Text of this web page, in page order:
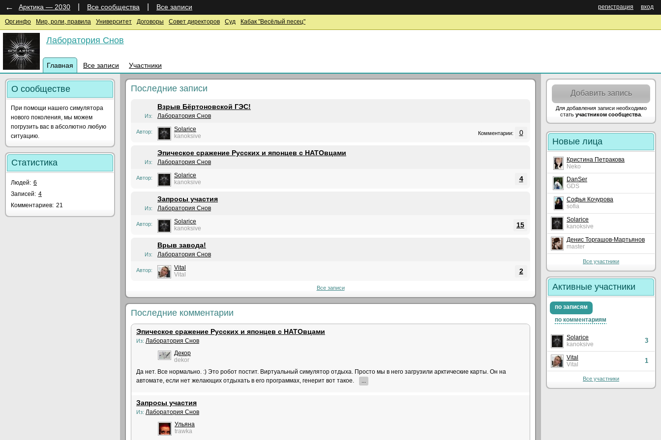
← Арктика — 2030 вход
регистрация
Все сообщества Все записи
Орг.инфо Мир, роли, правила Университет Договоры Совет директоров Суд Кабак "Весёлый песец"
Лаборатория Снов
Главная Все записи Участники
О сообществе
При помощи нашего симулятора
нового поколения, мы можем
погрузить вас в абсолютно любую
ситуацию.
Статистика
Людей: 6
Записей: 4
Комментариев: 21
Последние записи
Взрыв Бёртоновской ГЭС!
Из: Лаборатория Снов
Автор:
Solarice
kanoksive
Комментарии: 0
Эпическое сражение Русских и японцев с НАТОвцами
Из: Лаборатория Снов
Автор:
Solarice
kanoksive
4
Запросы участия
Из: Лаборатория Снов
Автор:
Solarice
kanoksive
15
Врыв завода!
Из: Лаборатория Снов
Автор:
Vital
Vital
2
Все записи
Последние комментарии
Эпическое сражение Русских и японцев с НАТОвцами
Из: Лаборатория Снов
Декор
dekor
Да нет. Все нормально. :) Это робот постит. Виртуальный симулятор отдыха. Просто мы в него загрузили арктические карты. Он на
автомате, если нет желающих отдыхать в его программах, генерит вот такое.
...
Запросы участия
Из: Лаборатория Снов
Ульяна
trawka
Добавить запись
Для добавления записи необходимо
стать участником сообщества.
Новые лица
Кристина Петракова
Neko
DanSer
GDS
Софья Кочурова
sofia
Solarice
kanoksive
Денис Торгашов-Мартьянов
master
Все участники
Активные участники
по записям
по комментариям
Solarice
kanoksive
3
Vital
Vital
1
Все участники